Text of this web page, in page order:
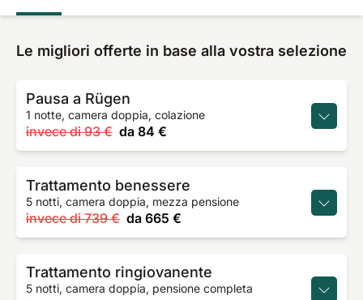
Le migliori offerte in base alla vostra selezione
Pausa a Rügen
1 notte, camera doppia, colazione
invece di 93 € da 84 €
Trattamento benessere
5 notti, camera doppia, mezza pensione
invece di 739 € da 665 €
Trattamento ringiovanente
5 notti, camera doppia, pensione completa